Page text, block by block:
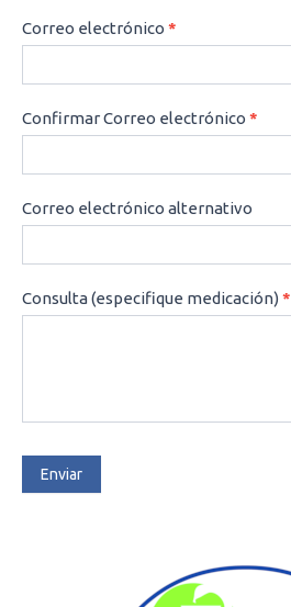
Correo electrónico *
Confirmar Correo electrónico *
Correo electrónico alternativo
Consulta (especifique medicación)*
Enviar